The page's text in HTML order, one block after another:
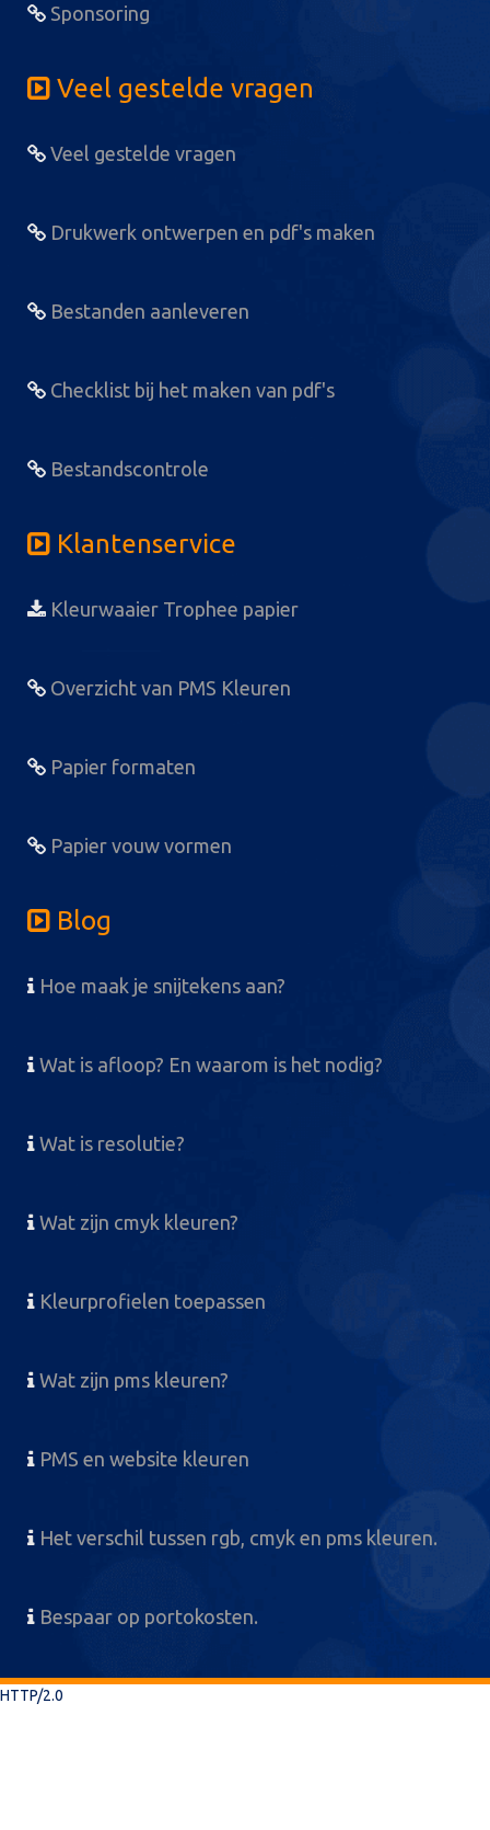
Sponsoring
Veel gestelde vragen
Veel gestelde vragen
Drukwerk ontwerpen en pdf's maken
Bestanden aanleveren
Checklist bij het maken van pdf's
Bestandscontrole
Klantenservice
Kleurwaaier Trophee papier
Overzicht van PMS Kleuren
Papier formaten
Papier vouw vormen
Blog
Hoe maak je snijtekens aan?
Wat is afloop? En waarom is het nodig?
Wat is resolutie?
Wat zijn cmyk kleuren?
Kleurprofielen toepassen
Wat zijn pms kleuren?
PMS en website kleuren
Het verschil tussen rgb, cmyk en pms kleuren.
Bespaar op portokosten.
HTTP/2.0